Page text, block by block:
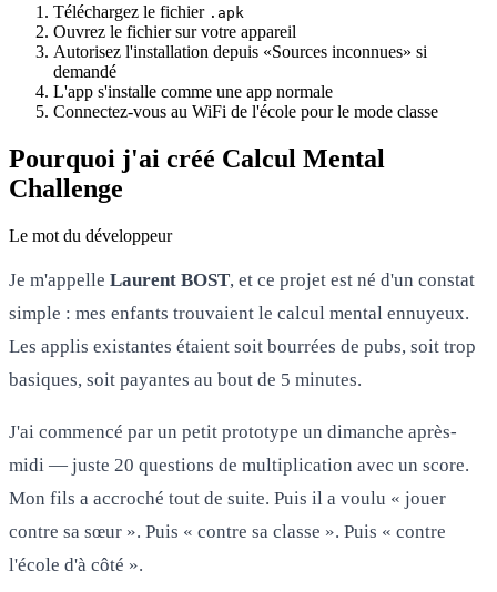
Téléchargez le fichier .apk
Ouvrez le fichier sur votre appareil
Autorisez l'installation depuis «Sources inconnues» si
demandé
L'app s'installe comme une app normale
Connectez-vous au WiFi de l'école pour le mode classe
Pourquoi j'ai créé Calcul Mental
Challenge
Le mot du développeur
Je m'appelle Laurent BOST, et ce projet est né d'un constat
simple : mes enfants trouvaient le calcul mental ennuyeux.
Les applis existantes étaient soit bourrées de pubs, soit trop
basiques, soit payantes au bout de 5 minutes.
J'ai commencé par un petit prototype un dimanche après-
midi — juste 20 questions de multiplication avec un score.
Mon fils a accroché tout de suite. Puis il a voulu « jouer
contre sa sœur ». Puis « contre sa classe ». Puis « contre
l'école d'à côté ».